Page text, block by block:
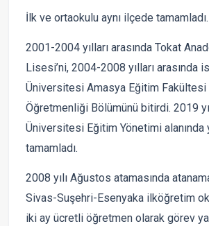
İlk ve ortaokulu aynı ilçede tamamladı.
2001-2004 yılları arasında Tokat
Lisesi’ni, 2004-2008 yılları arasında
Üniversitesi Amasya Eğitim Fakültesi
Öğretmenliği Bölümünü bitirdi. 2019
Üniversitesi Eğitim Yönetimi alanında
tamamladı.
2008 yılı Ağustos atamasında
Sivas-Suşehri-Esenyaka ilköğretim
iki ay ücretli öğretmen olarak görev